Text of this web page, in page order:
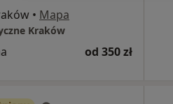
• Mapa
Kraków
od 350 zł